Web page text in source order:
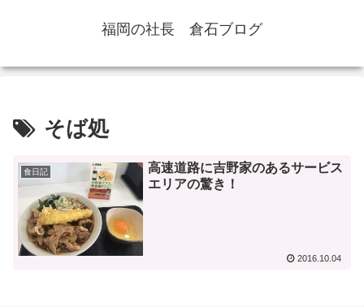
福岡の社長 倉石ブログ
そば処
食日記
高速道路に吉野家のあるサービス
エリアの驚き！
2016.10.04